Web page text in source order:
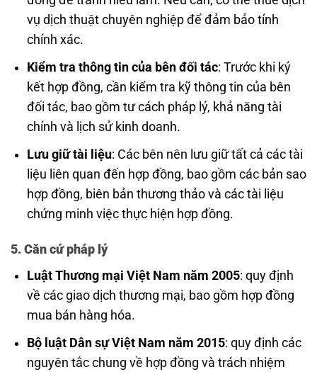
vụ dịch thuật chuyên nghiệp để đảm bảo tính
chính xác.
Kiểm tra thông tin của bên đối tác: Trước khi ký
kết hợp đồng, cần kiểm tra kỹ thông tin của bên
đối tác, bao gồm tư cách pháp lý, khả năng tài
chính và lịch sử kinh doanh.
Lưu giữ tài liệu: Các bên nên lưu giữ tất cả các tài
liệu liên quan đến hợp đồng, bao gồm các bản sao
hợp đồng, biên bản thương thảo và các tài liệu
chứng minh việc thực hiện hợp đồng.
5. Căn cứ pháp lý
Luật Thương mại Việt Nam năm 2005: quy định
về các giao dịch thương mại, bao gồm hợp đồng
mua bán hàng hóa.
Bộ luật Dân sự Việt Nam năm 2015: quy định các
nguyên tắc chung về hợp đồng và trách nhiệm